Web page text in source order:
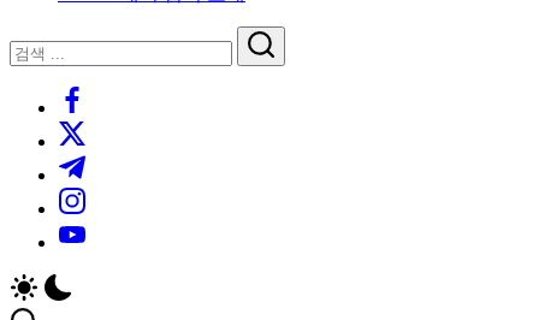
인
닫
기
검
검
https://www.facebook.com/
https://twitter.com/
https://t.me/
https://www.instagram.com/
https://youtube.com/